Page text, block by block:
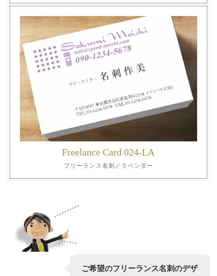
Freelance Card 024-LA
フリーランス名刺／ラベンダー
ご希望のフリーランス名刺のデザ